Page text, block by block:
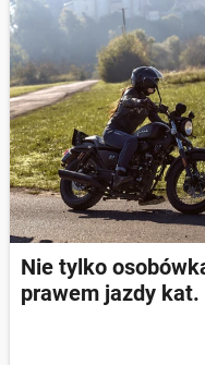
Nie tylko
prawem jazdy